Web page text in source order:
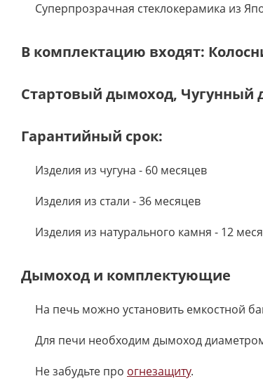
Суперпрозрачная стеклокерамика из
В комплектацию входят:
Стартовый дымоход, Чугунный
Гарантийный срок:
Изделия из чугуна - 60 месяцев
Изделия из стали - 36 месяцев
Изделия из натурального камня - 12
Дымоход и комплектующие
На печь можно установить емкостной
Для печи необходим дымоход
Не забудьте про огнезащиту.